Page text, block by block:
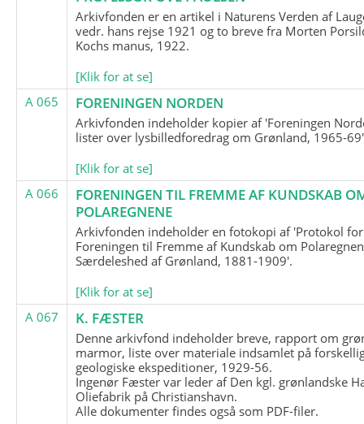
Arkivfonden er en artikel i Naturens Verden af
vedr. hans rejse 1921 og to breve fra Morten
Kochs manus, 1922.
[Klik for at se]
A 065
FORENINGEN NORDEN
Arkivfonden indeholder kopier af 'Foreningen
lister over lysbilledforedrag om Grønland, 1965-
[Klik for at se]
A 066
FORENINGEN TIL FREMME AF KUNDSKAB
POLAREGNENE
Arkivfonden indeholder en fotokopi af 'Protokol for
Foreningen til Fremme af Kundskab om
Særdeleshed af Grønland, 1881-1909'.
[Klik for at se]
A 067
K. FÆSTER
Denne arkivfond indeholder breve, rapport om
marmor, liste over materiale indsamlet på
geologiske ekspeditioner, 1929-56.
Ingenør Fæster var leder af Den kgl. grønlandske
Oliefabrik på Christianshavn.
Alle dokumenter findes også som PDF-filer.